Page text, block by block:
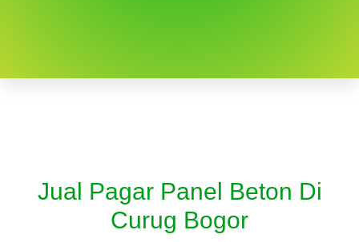
Jual Pagar Panel Beton Di
Curug Bogor